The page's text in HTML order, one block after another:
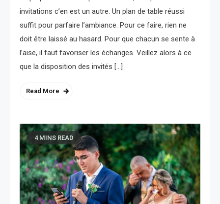
invitations c’en est un autre. Un plan de table réussi
suffit pour parfaire l’ambiance. Pour ce faire, rien ne
doit être laissé au hasard. Pour que chacun se sente à
l’aise, il faut favoriser les échanges. Veillez alors à ce
que la disposition des invités […]
Read More
4 MINS READ